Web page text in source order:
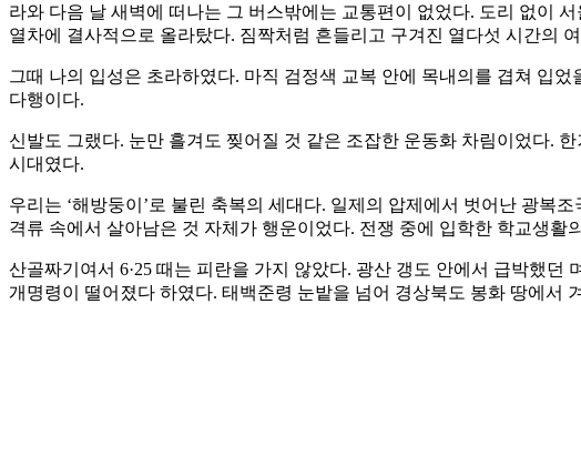
라와 다음 날 새벽에 떠나는 그 버스밖에는 교통편이 없었다. 도리 없이
열차에 결사적으로 올라탔다. 짐짝처럼 흔들리고 구겨진 열다섯 시간의
그때 나의 입성은 초라하였다. 마직 검정색 교복 안에 목내의를 겹쳐 입
다행이다.
신발도 그랬다. 눈만 흘겨도 찢어질 것 같은 조잡한 운동화 차림이었다.
시대였다.
우리는 ‘해방둥이’로 불린 축복의 세대다. 일제의 압제에서 벗어난 광복
격류 속에서 살아남은 것 자체가 행운이었다. 전쟁 중에 입학한 학교생
산골짜기여서 6·25 때는 피란을 가지 않았다. 광산 갱도 안에서 급박했
개명령이 떨어졌다 하였다. 태백준령 눈밭을 넘어 경상북도 봉화 땅에서